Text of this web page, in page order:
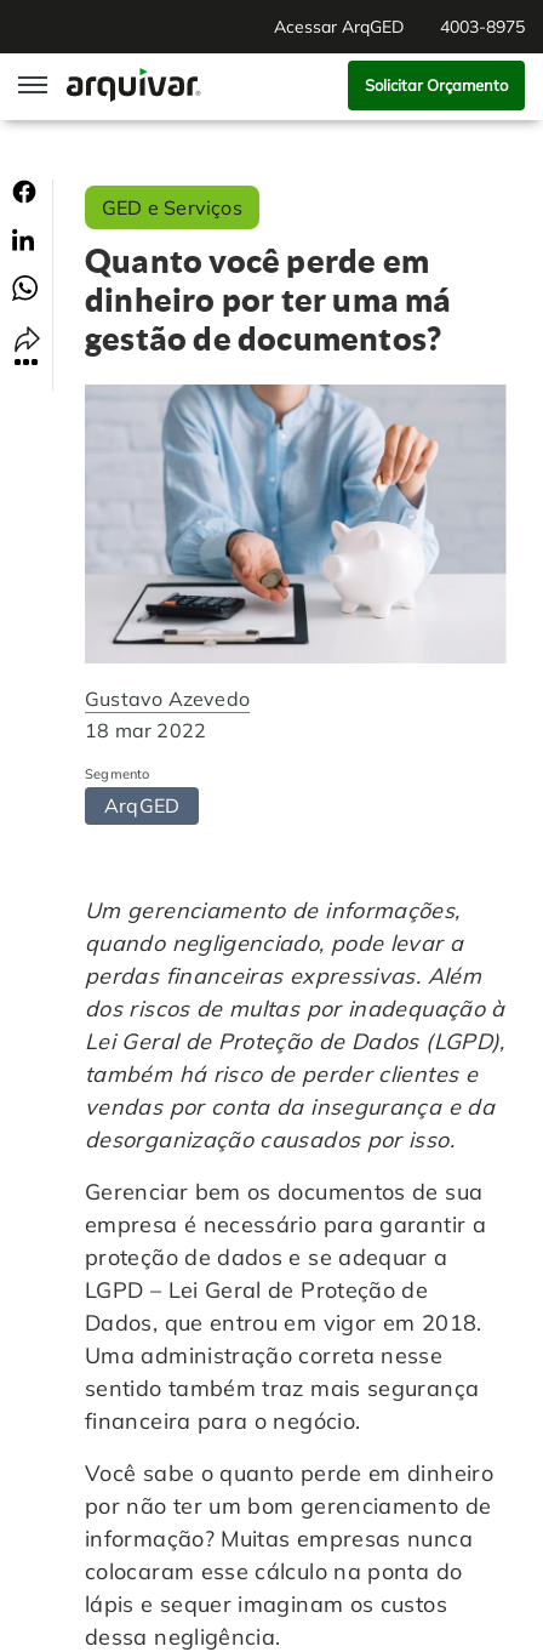
Acessar ArqGED 4003-8975
ArqSign
Soluções
Gestão de Documentos
Digitalização
Software para BPM
Automação de Processos
Educação Corporativa
Gerenciamento de NF-e
Adequação à LGPD
Auditoria de Processos
Transformação Digital
Gestão do Departamento Pessoal
Controle e Organização de Documentos Físicos
Guarda de Documentos
Consultoria Documental
Segmentos
Agronegócio
Hospitais e Clínicas
Instituições de Ensino
Departamento Pessoal
Departamento Financeiro
Cases de Sucesso
Nossas Unidades
Blog
Trabalhe Conosco
O QUE NOS DIFERENCIA? DESCUBRA
Solicitar Orçamento
GED e Serviços
Quanto você perde em
dinheiro por ter uma má
gestão de documentos?
Gustavo Azevedo
18 mar 2022
Segmento
ArqGED
Um gerenciamento de informações,
quando negligenciado, pode levar a
perdas financeiras expressivas. Além
dos riscos de multas por inadequação à
Lei Geral de Proteção de Dados (LGPD),
também há risco de perder clientes e
vendas por conta da insegurança e da
desorganização causados por isso.
Gerenciar bem os documentos de sua
empresa é necessário para garantir a
proteção de dados e se adequar a
LGPD – Lei Geral de Proteção de
Dados, que entrou em vigor em 2018.
Uma administração correta nesse
sentido também traz mais segurança
financeira para o negócio.
Você sabe o quanto perde em dinheiro
por não ter um bom gerenciamento de
informação? Muitas empresas nunca
colocaram esse cálculo na ponta do
lápis e sequer imaginam os custos
dessa negligência.